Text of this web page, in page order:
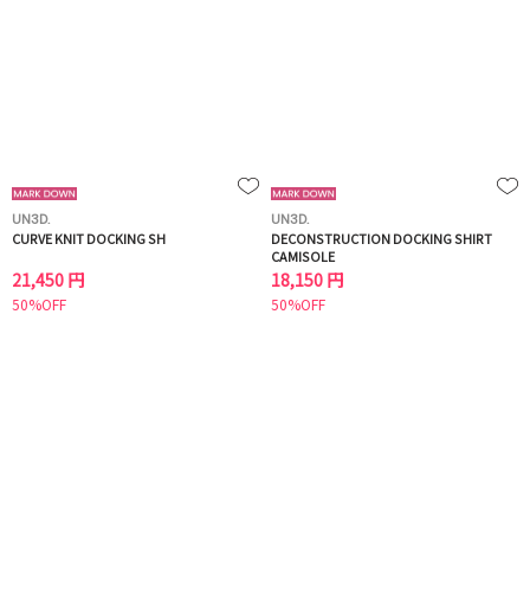
UN3D.
CURVE KNIT DOCKING SH
21,450 円
50%OFF
UN3D.
DECONSTRUCTION DOCKING SHIRT
CAMISOLE
18,150 円
50%OFF